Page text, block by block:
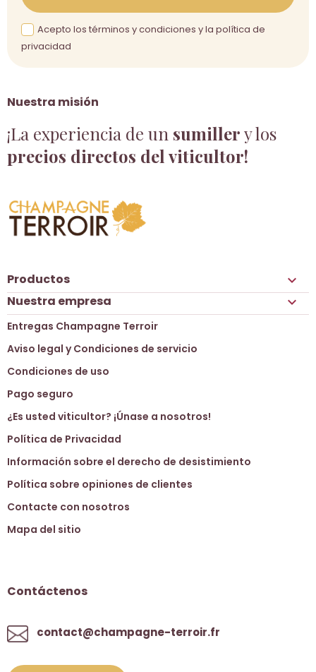
Nuestra misión
¡La experiencia de un sumillery los
precios directos del viticultor!
Acepto los términos y condiciones y la política de
privacidad
Productos 
Nuestra empresa 
Entregas Champagne Terroir
Aviso legal y Condiciones de servicio
Condiciones de uso
Pago seguro
¿Es usted viticultor? ¡Únase a nosotros!
Política de Privacidad
Información sobre el derecho de desistimiento
Política sobre opiniones de clientes
Contacte con nosotros
Mapa del sitio
Contáctenos
contact@champagne-terroir.fr